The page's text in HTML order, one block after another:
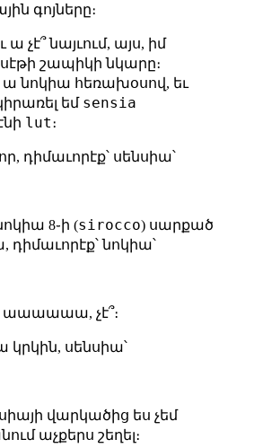
գոյները։
չէ՞ նայւում, այս, իմ
շապիկի նկարը։
նոկիա հեռախօսով, եւ
եմ sensia
lut։
դիմաւորէք՝ սենսիա՝
8֊ի (sirocco) սարքած
դիմաւորէք՝ նոկիա՝
աաաաաա, չէ՞։
կրկին, սենսիա՝
վարկածից ես չեմ
աչքերս շեղել։